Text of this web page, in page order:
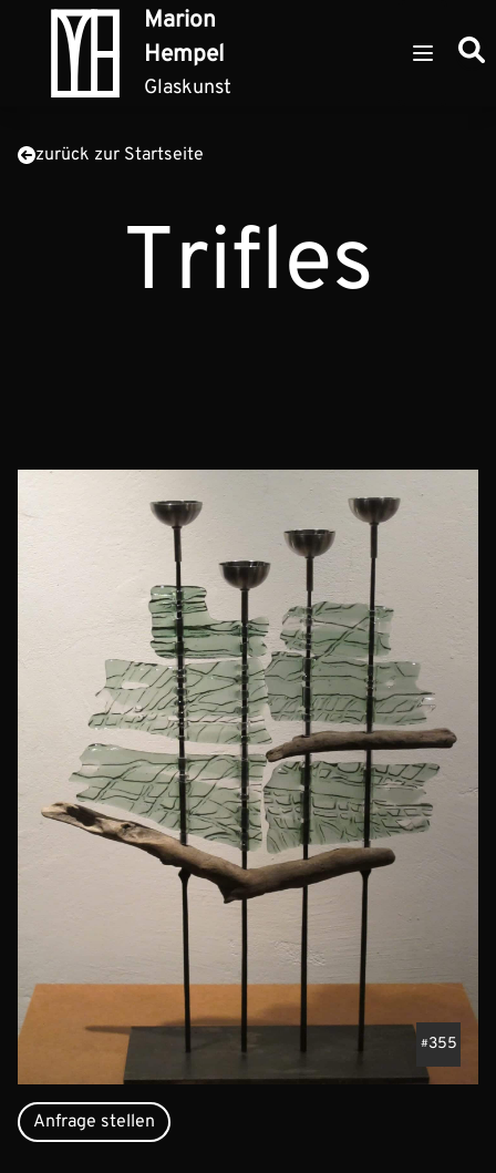
Zum Inhalt springenMarion
Hempel
Glaskunst
Open
zurück zur Startseite
Trifles
355
Anfrage stellen